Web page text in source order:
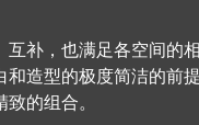
补，也满足各空间的相
和造型的极度简洁的前
的组合。